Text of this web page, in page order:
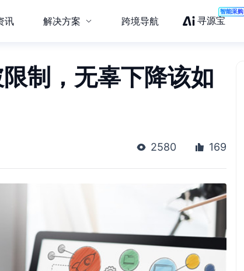
讯 解决方案 跨境导航 寻源宝
智能采购
制，无辜下降该如
2580 169